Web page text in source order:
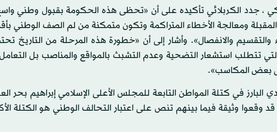
، جدد الكربلائي تأكيده على أن «تحظى هذه الحكومة بقبول وطني
ومعالجة الأخطاء المتراكمة وتكون متمكنة من لم الصف الوطني
والانفصال». وأشار إلى أن «خطورة هذه المرحلة من التاريخ
تتطلب استشعار التضحية وعدم التشبث بالمواقع والمناصب بل
بعض المكاسب».
البارز في كتلة المواطن التابعة للمجلس الأعلى الإسلامي إبراهيم بحر
وقعوا وثيقة فيما بينهم تنص على اعتبار التحالف الوطني هو الكتلة